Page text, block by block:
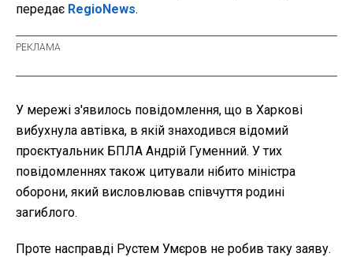
передає RegioNews.
У мережі з'явилось повідомлення, що в Харкові
вибухнула автівка, в якій знаходився відомий
проєктуальник БПЛА Андрій Гуменний. У тих
повідомленнях також цитували нібито міністра
оборони, який висловлював співчуття родині
загиблого.
Проте насправді Рустем Умєров не робив таку заяву.